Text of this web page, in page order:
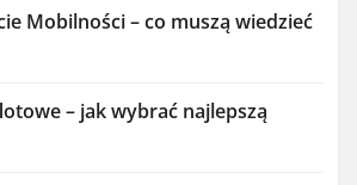
Mobilności – co muszą wiedzieć
– jak wybrać najlepszą